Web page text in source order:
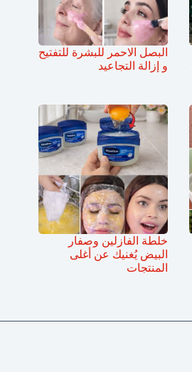
البصل الاحمر للبشرة للتفتيح
و إزالة التجاعيد
خلطة الفازلين وصفار
البيض يُغنيك عن أغلى
المنتجات